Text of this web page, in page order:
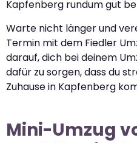
Kapfenberg rundum gut
Warte nicht länger und
Termin mit dem Fiedler
darauf, dich bei deinem
dafür zu sorgen, dass du
Zuhause in Kapfenberg
Mini-Umzug